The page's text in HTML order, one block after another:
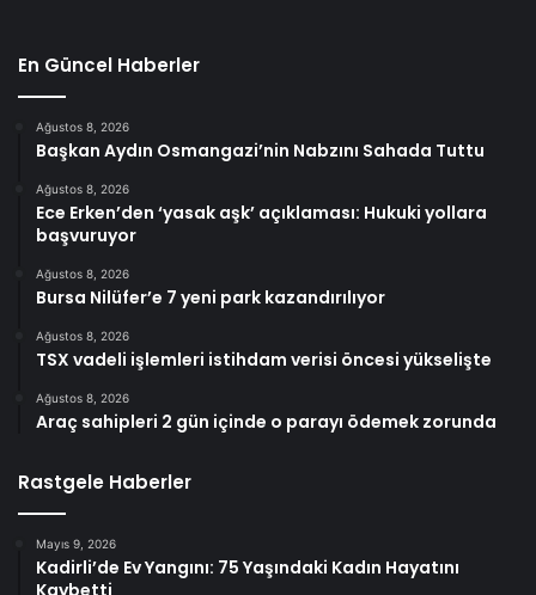
En Güncel Haberler
Ağustos 8, 2026
Başkan Aydın Osmangazi’nin Nabzını Sahada Tuttu
Ağustos 8, 2026
Ece Erken’den ‘yasak aşk’ açıklaması: Hukuki yollara
başvuruyor
Ağustos 8, 2026
Bursa Nilüfer’e 7 yeni park kazandırılıyor
Ağustos 8, 2026
TSX vadeli işlemleri istihdam verisi öncesi yükselişte
Ağustos 8, 2026
Araç sahipleri 2 gün içinde o parayı ödemek zorunda
Rastgele Haberler
Mayıs 9, 2026
Kadirli’de Ev Yangını: 75 Yaşındaki Kadın Hayatını